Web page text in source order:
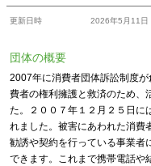
更新日時 2026年5月11日
団体の概要
2007年に消費者団体訴訟制度
費者の権利擁護と救済のため、
た。２００７年１２月２５日
れました。被害にあわれた消費
勧誘や契約を行っている事業者
できます。これまで携帯電話や